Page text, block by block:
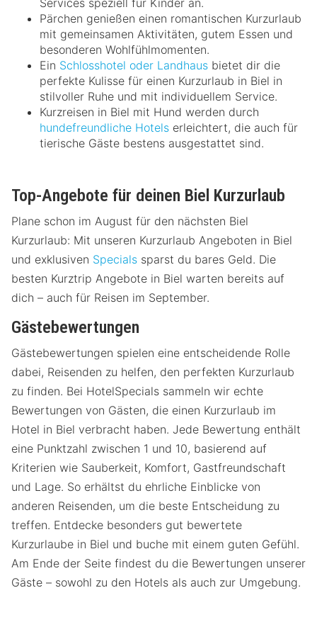
Pärchen genießen einen romantischen Kurzurlaub
mit gemeinsamen Aktivitäten, gutem Essen und
besonderen Wohlfühlmomenten.
Ein Schlosshotel oder Landhaus bietet dir die
perfekte Kulisse für einen Kurzurlaub in Biel in
stilvoller Ruhe und mit individuellem Service.
Kurzreisen in Biel mit Hund werden durch
hundefreundliche Hotels erleichtert, die auch für
tierische Gäste bestens ausgestattet sind.
Top-Angebote für deinen Biel Kurzurlaub
Plane schon im August für den nächsten Biel
Kurzurlaub: Mit unseren Kurzurlaub Angeboten in Biel
und exklusiven Specials sparst du bares Geld. Die
besten Kurztrip Angebote in Biel warten bereits auf
dich – auch für Reisen im September.
Gästebewertungen
Gästebewertungen spielen eine entscheidende Rolle
dabei, Reisenden zu helfen, den perfekten Kurzurlaub
zu finden. Bei HotelSpecials sammeln wir echte
Bewertungen von Gästen, die einen Kurzurlaub im
Hotel in Biel verbracht haben. Jede Bewertung enthält
eine Punktzahl zwischen 1 und 10, basierend auf
Kriterien wie Sauberkeit, Komfort, Gastfreundschaft
und Lage. So erhältst du ehrliche Einblicke von
anderen Reisenden, um die beste Entscheidung zu
treffen. Entdecke besonders gut bewertete
Kurzurlaube in Biel und buche mit einem guten Gefühl.
Am Ende der Seite findest du die Bewertungen unserer
Gäste – sowohl zu den Hotels als auch zur Umgebung.